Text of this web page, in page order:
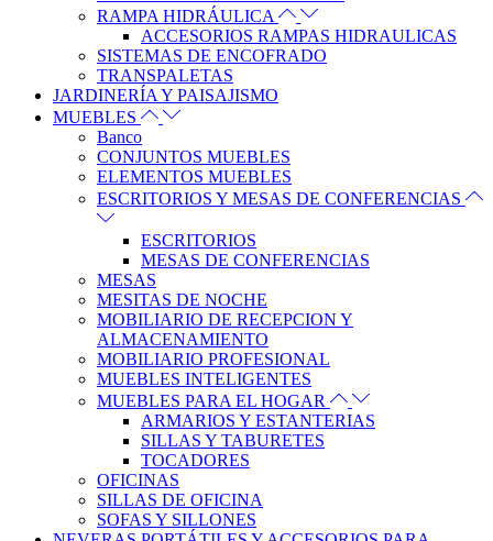
RAMPA HIDRÁULICA
ACCESORIOS RAMPAS HIDRAULICAS
SISTEMAS DE ENCOFRADO
TRANSPALETAS
JARDINERÍA Y PAISAJISMO
MUEBLES
Banco
CONJUNTOS MUEBLES
ELEMENTOS MUEBLES
ESCRITORIOS Y MESAS DE CONFERENCIAS
ESCRITORIOS
MESAS DE CONFERENCIAS
MESAS
MESITAS DE NOCHE
MOBILIARIO DE RECEPCION Y
ALMACENAMIENTO
MOBILIARIO PROFESIONAL
MUEBLES INTELIGENTES
MUEBLES PARA EL HOGAR
ARMARIOS Y ESTANTERIAS
SILLAS Y TABURETES
TOCADORES
OFICINAS
SILLAS DE OFICINA
SOFAS Y SILLONES